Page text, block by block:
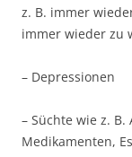
z. B. immer
immer wieder zu
– Depressionen
– Süchte wie z.
Medikamenten,